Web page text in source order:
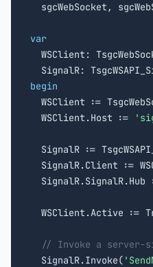
sgcWebSocket,
var
WSClient:
begin
WSClient :=
  WSClient.Host :=
SignalR :=
SignalR.Client :=
SignalR.SignalR.Hub
WSClient.Active :=
// Invoke a server-
  SignalR.Invoke(